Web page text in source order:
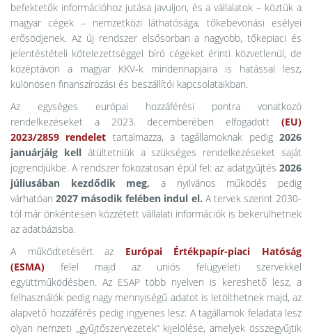
befektetők információhoz jutása javuljon, és a vállalatok – köztük a
magyar cégek – nemzetközi láthatósága, tőkebevonási esélyei
erősödjenek. Az új rendszer elsősorban a nagyobb, tőkepiaci és
jelentéstételi kötelezettséggel bíró cégeket érinti közvetlenül, de
középtávon a magyar KKV‑k mindennapjaira is hatással lesz,
különösen finanszírozási és beszállítói kapcsolataikban.
Az egységes európai hozzáférési pontra vonatkozó
rendelkezéseket a 2023. decemberében elfogadott (EU)
2023/2859 rendelet tartalmazza, a tagállamoknak pedig2026
januárjáig kell átültetniük a szükséges rendelkezéseket saját
jogrendjükbe. A rendszer fokozatosan épül fel: az adatgyűjtés 2026
júliusában kezdődik meg, a nyilvános működés pedig
várhatóan2027 második felében indul el. A tervek szerint 2030-
tól már önkéntesen közzétett vállalati információk is bekerülhetnek
az adatbázisba.
A működtetésért az Európai Értékpapír-piaci Hatóság
(ESMA) felel majd az uniós felügyeleti szervekkel
együttműködésben. Az ESAP több nyelven is kereshető lesz, a
felhasználók pedig nagy mennyiségű adatot is letölthetnek majd, az
alapvető hozzáférés pedig ingyenes lesz. A tagállamok feladata lesz
olyan nemzeti „gyűjtőszervezetek” kijelölése, amelyek összegyűjtik